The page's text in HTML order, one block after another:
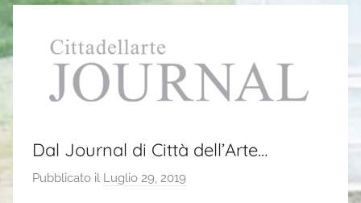
Dal Journal di Città dell’Arte…
Pubblicato il Luglio 29, 2019